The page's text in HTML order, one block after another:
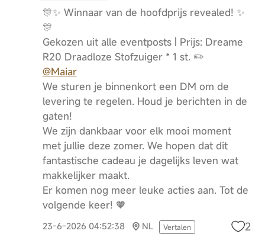
🎊✨ Winnaar van de hoofdprijs revealed! ✨
🎊
Gekozen uit alle eventposts | Prijs: Dreame
R20 Draadloze Stofzuiger * 1 st. ✏️
@Maiar
We sturen je binnenkort een DM om de
levering te regelen. Houd je berichten in de
gaten!
We zijn dankbaar voor elk mooi moment
met jullie deze zomer. We hopen dat dit
fantastische cadeau je dagelijks leven wat
makkelijker maakt.
Er komen nog meer leuke acties aan. Tot de
volgende keer! 🧡
23-6-2026 04:52:38 NL Vertalen 2